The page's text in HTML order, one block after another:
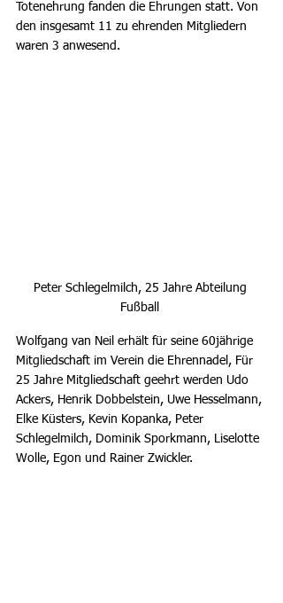
Totenehrung fanden die Ehrungen statt. Von
den insgesamt 11 zu ehrenden Mitgliedern
waren 3 anwesend.
Peter Schlegelmilch, 25 Jahre Abteilung
Fußball
Wolfgang van Neil erhält für seine 60jährige
Mitgliedschaft im Verein die Ehrennadel, Für
25 Jahre Mitgliedschaft geehrt werden Udo
Ackers, Henrik Dobbelstein, Uwe Hesselmann,
Elke Küsters, Kevin Kopanka, Peter
Schlegelmilch, Dominik Sporkmann, Liselotte
Wolle, Egon und Rainer Zwickler.